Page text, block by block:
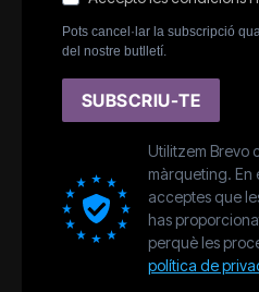
Pots cancel·lar la subscripció
del nostre butlletí.
SUBSCRIU-TE
Utilitzem Brevo
màrqueting. En
acceptes que
has
perquè les
política de